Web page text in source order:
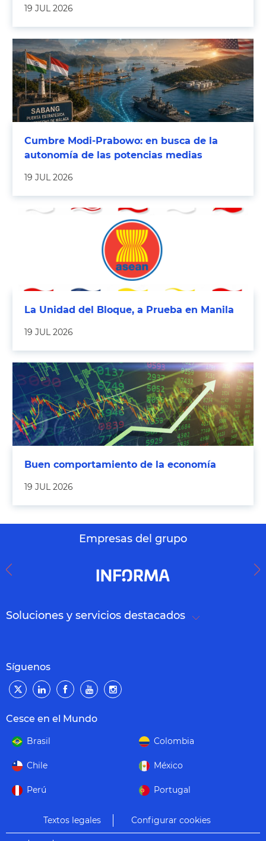
19 JUL 2026
Cumbre Modi-Prabowo: en busca de la
autonomía de las potencias medias
19 JUL 2026
La Unidad del Bloque, a Prueba en Manila
19 JUL 2026
Buen comportamiento de la economía
19 JUL 2026
Empresas del grupo
Soluciones y servicios destacados
Síguenos
Cesce en el Mundo
Brasil Colombia
Chile México
Perú Portugal
Textos legales Configurar cookies